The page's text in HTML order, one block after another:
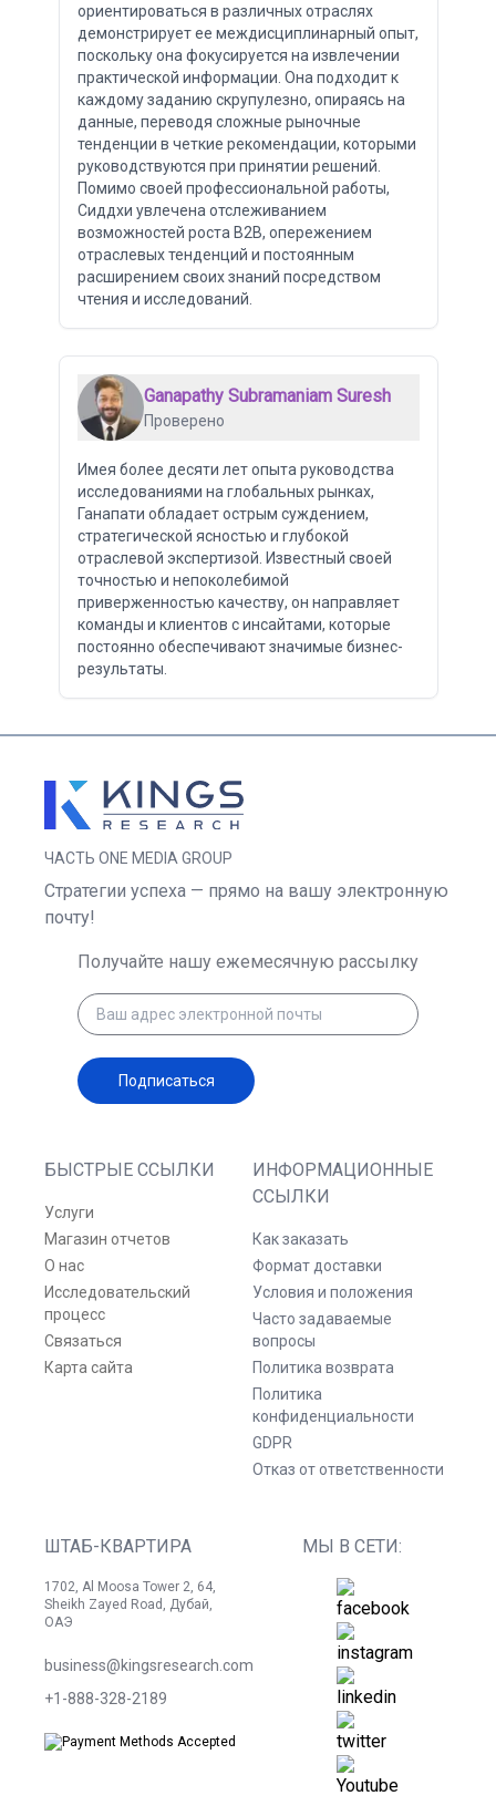
ориентироваться в различных отраслях
демонстрирует ее междисциплинарный опыт,
поскольку она фокусируется на извлечении
практической информации. Она подходит к
каждому заданию скрупулезно, опираясь на
данные, переводя сложные рыночные
тенденции в четкие рекомендации, которыми
руководствуются при принятии решений.
Помимо своей профессиональной работы,
Сиддхи увлечена отслеживанием
возможностей роста B2B, опережением
отраслевых тенденций и постоянным
расширением своих знаний посредством
чтения и исследований.
Ganapathy Subramaniam Suresh
Проверено
Имея более десяти лет опыта руководства
исследованиями на глобальных рынках,
Ганапати обладает острым суждением,
стратегической ясностью и глубокой
отраслевой экспертизой. Известный своей
точностью и непоколебимой
приверженностью качеству, он направляет
команды и клиентов с инсайтами, которые
постоянно обеспечивают значимые бизнес-
результаты.
ЧАСТЬ ONE MEDIA GROUP
БЫСТРЫЕ ССЫЛКИ
Услуги
Магазин отчетов
О нас
Исследовательский
процесс
Связаться
Карта сайта
ИНФОРМАЦИОННЫЕ
ССЫЛКИ
Как заказать
Формат доставки
Условия и положения
Часто задаваемые
вопросы
Политика возврата
Политика
конфиденциальности
GDPR
Отказ от ответственности
ШТАБ-КВАРТИРА
1702, Al Moosa Tower 2, 64,
Sheikh Zayed Road, Дубай,
ОАЭ
business@kingsresearch.com
+1-888-328-2189
МЫ В СЕТИ:
Стратегии успеха — прямо на вашу электронную
почту!
Получайте нашу ежемесячную рассылку
Подписаться